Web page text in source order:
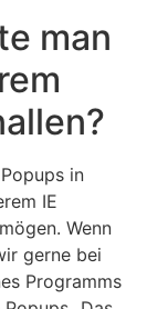
man
in
IE
Wenn
gerne bei
Programms